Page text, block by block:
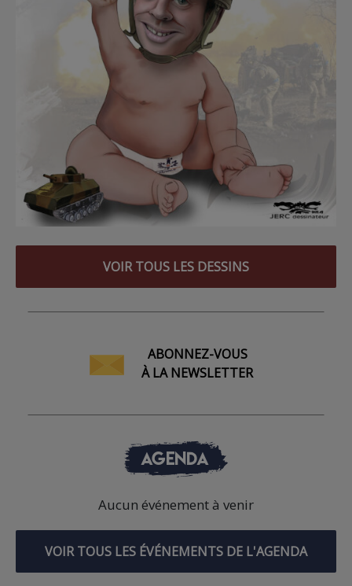
VOIR TOUS LES DESSINS
ABONNEZ-VOUS
À LA NEWSLETTER
AGENDA
Aucun événement à venir
VOIR TOUS LES ÉVÉNEMENTS DE L'AGENDA